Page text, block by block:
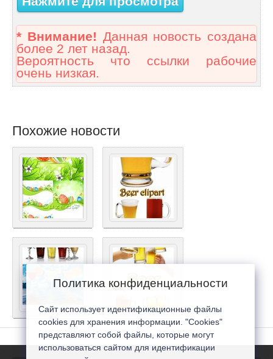
* Внимание! Данная новость создана
более 2 лет назад.
Вероятность что ссылки рабочие
очень низкая.
Похожие новости
Политика конфиденциальности
Сайт использует идентификационные файлы
cookies для хранения информации. "Cookies"
представляют собой файлы, которые могут
использоваться сайтом для идентификации